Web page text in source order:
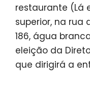
restaurante (Lá
superior, na rua
186, água
eleição da
que dirigirá a